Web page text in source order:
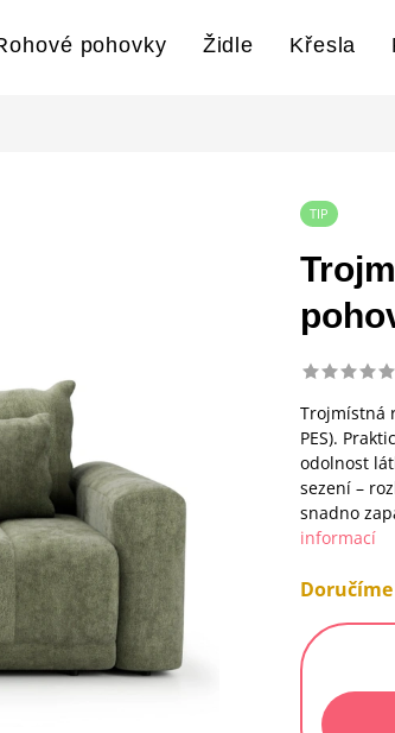
pohovky Židle Křesla
TIP
Trojmístná
PES).
odolnost
sezení –
snadno
informací
Měrná
cena: